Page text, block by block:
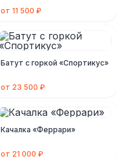
от 11 500 ₽
Батут с горкой «Спортикус»
от 23 500 ₽
Качалка «Феррари»
от 21 000 ₽